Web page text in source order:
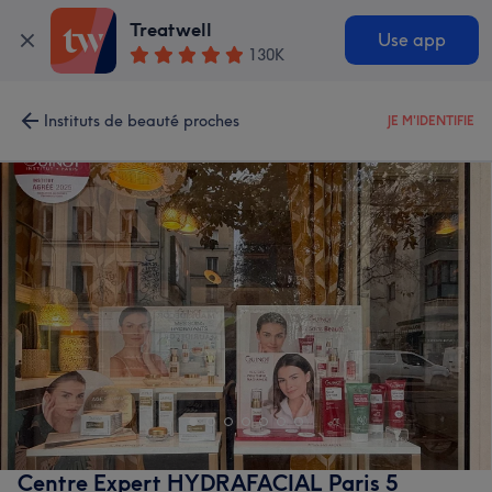
Treatwell
130K
Use app
Instituts de beauté proches JE M'IDENTIFIE
Centre Expert HYDRAFACIAL Paris 5